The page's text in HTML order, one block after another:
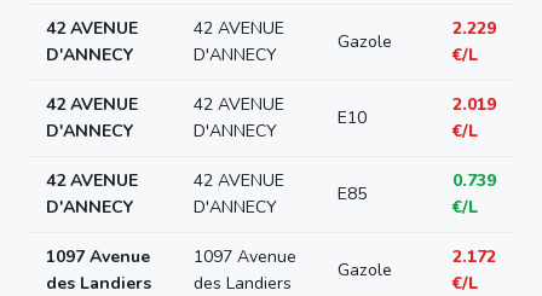
42 AVENUE
D'ANNECY
42 AVENUE
D'ANNECY
Gazole
2.229
€/L
42 AVENUE
D'ANNECY
42 AVENUE
D'ANNECY
E10
2.019
€/L
42 AVENUE
D'ANNECY
42 AVENUE
D'ANNECY
E85
0.739
€/L
1097 Avenue
des Landiers
1097 Avenue
des Landiers
Gazole
2.172
€/L